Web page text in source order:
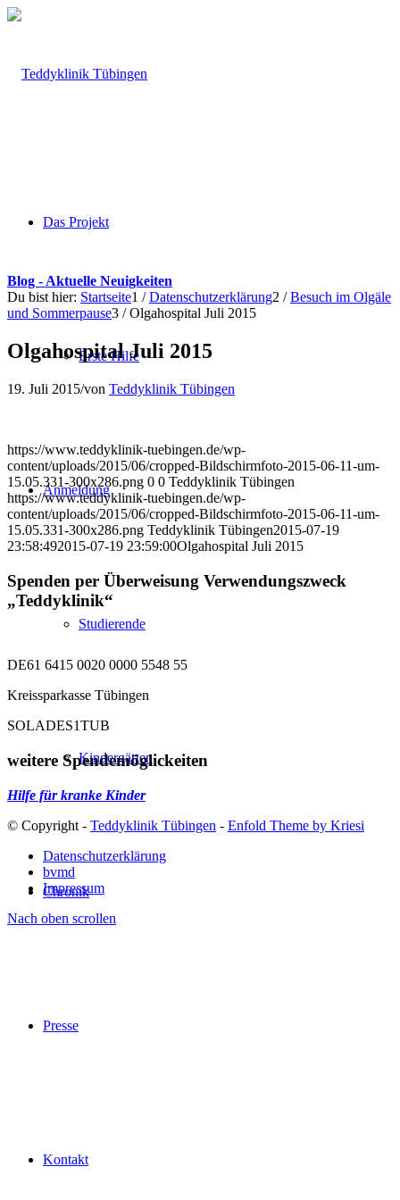
Das Projekt
Erste Hilfe
Anmeldung
Studierende
Kindergärten
Chronik
Presse
Kontakt
Blog - Aktuelle Neuigkeiten
Du bist hier: Startseite1 / Datenschutzerklärung2 / Besuch im Olgäle
und Sommerpause3 / Olgahospital Juli 2015
Olgahospital Juli 2015
19. Juli 2015/von Teddyklinik Tübingen
https://www.teddyklinik-tuebingen.de/wp-
content/uploads/2015/06/cropped-Bildschirmfoto-2015-06-11-um-
15.05.331-300x286.png 0 0 Teddyklinik Tübingen
https://www.teddyklinik-tuebingen.de/wp-
content/uploads/2015/06/cropped-Bildschirmfoto-2015-06-11-um-
15.05.331-300x286.png Teddyklinik Tübingen2015-07-19
23:58:492015-07-19 23:59:00Olgahospital Juli 2015
Spenden per Überweisung Verwendungszweck
„Teddyklinik“
DE61 6415 0020 0000 5548 55
Kreissparkasse Tübingen
SOLADES1TUB
weitere Spendemöglickeiten
Hilfe für kranke Kinder
© Copyright - Teddyklinik Tübingen - Enfold Theme by Kriesi
Datenschutzerklärung
bvmd
Impressum
Nach oben scrollen